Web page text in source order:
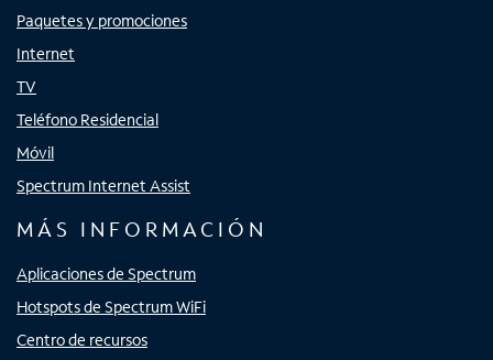
Paquetes y promociones
Internet
TV
Teléfono Residencial
Móvil
Spectrum Internet Assist
MÁS INFORMACIÓN
Aplicaciones de Spectrum
Hotspots de Spectrum WiFi
Centro de recursos